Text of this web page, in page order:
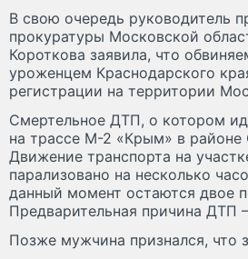
В свою очередь руководитель
прокуратуры Московской
Короткова заявила, что
уроженцем Краснодарского
регистрации на территории
Смертельное ДТП, о котором
на трассе М-2 «Крым» в районе
Движение транспорта на
парализовано на несколько
данный момент остаются двое
Предварительная причина ДТП
Позже мужчина признался, что